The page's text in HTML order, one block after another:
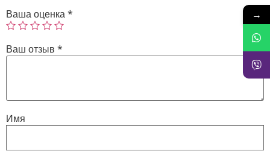
Ваша оценка*
Ваш отзыв *
Имя
→